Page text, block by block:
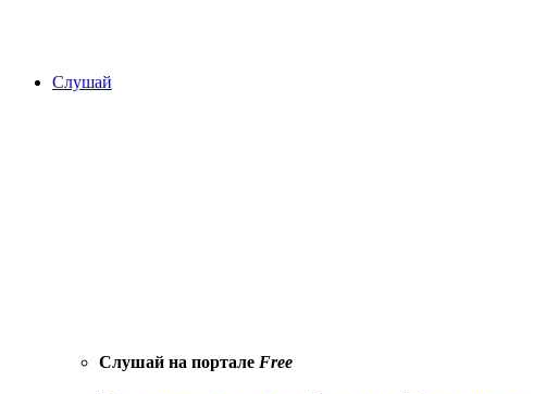
Слушай
Слушай на портале Free